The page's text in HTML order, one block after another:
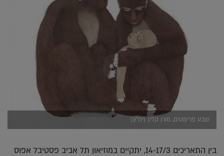
שבע פרימטים, מורן קליג (יח"צ)
בין התאריכים 14-17/3, יתקיים במוזיאון תל אביב פסטיבל אפוס